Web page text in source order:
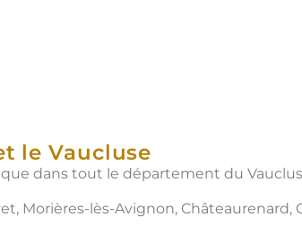
le Vaucluse
dans tout le département du
Morières-lès-Avignon, Châteaurenard,